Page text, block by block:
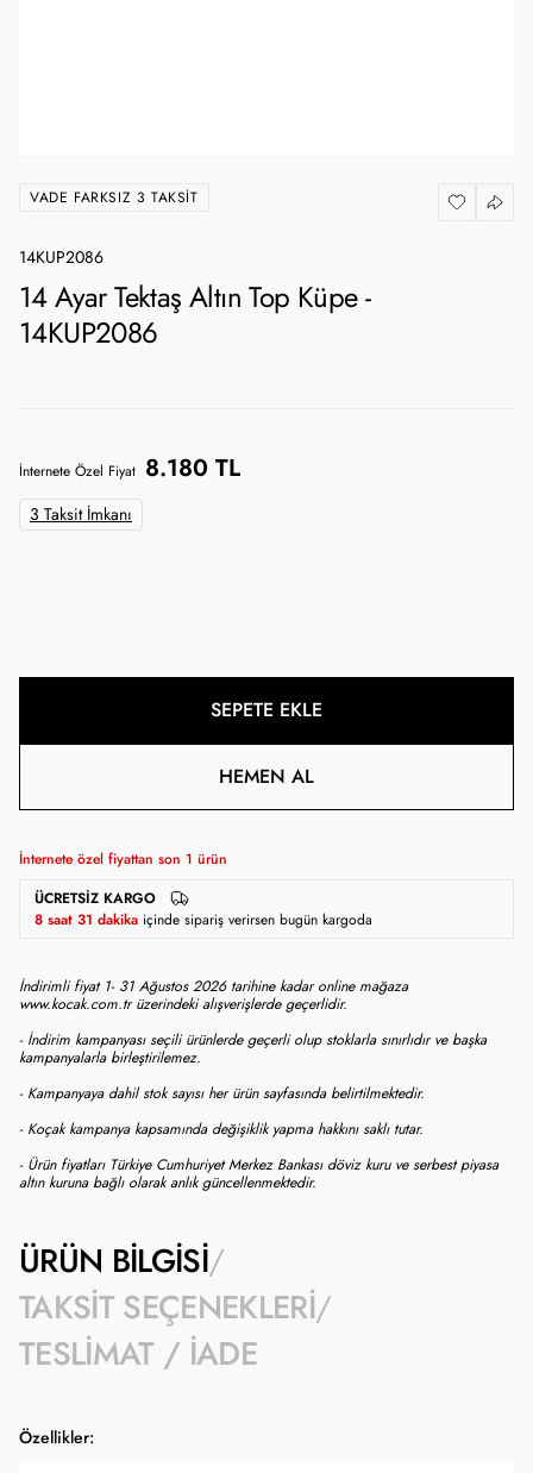
VADE FARKSIZ 3 TAKSIT
14KUP2086
14 Ayar Tektaş Altın Top Küpe -
14KUP2086
İnternete Özel Fiyat 8.180 TL
3 Taksit İmkanı
SEPETE EKLE
HEMEN AL
İnternete özel fiyattan son 1 ürün
ÜCRETSIZ KARGO
8 saat 31 dakika içinde sipariş verirsen bugün kargoda
İndirimli fiyat 1- 31 Ağustos 2026 tarihine kadar online mağaza
www.kocak.com.tr üzerindeki alışverişlerde geçerlidir.
- İndirim kampanyası seçili ürünlerde geçerli olup stoklarla sınırlıdır ve başka
kampanyalarla birleştirilemez.
- Kampanyaya dahil stok sayısı her ürün sayfasında belirtilmektedir.
- Koçak kampanya kapsamında değişiklik yapma hakkını saklı tutar.
- Ürün fiyatları Türkiye Cumhuriyet Merkez Bankası döviz kuru ve serbest piyasa
altın kuruna bağlı olarak anlık güncellenmektedir.
ÜRÜN BILGISI
TAKSIT SEÇENEKLERI
TESLIMAT / İADE
Özellikler: